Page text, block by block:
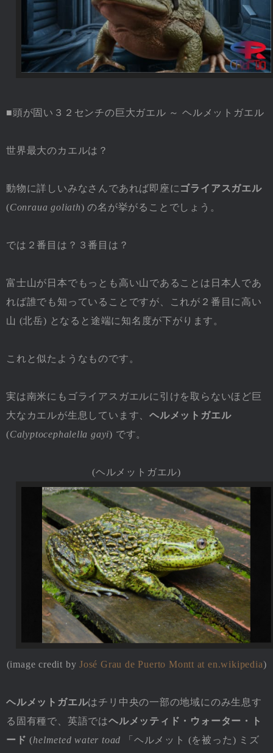
■頭が固い３２センチの巨大ガエル ～ ヘルメットガエル
世界最大のカエルは？
動物に詳しいみなさんであれば即座に ゴライアスガエル
(Conraua goliath) の名が挙がることでしょう。
では２番目は？３番目は？
富士山が日本でもっとも高い山であることは日本人であ
れば誰でも知っていることですが、これが２番目に高い
山 (北岳) となると途端に知名度が下がります。
これと似たようなものです。
実は南米にもゴライアスガエルに引けを取らないほど巨
大なカエルが生息しています、ヘルメットガエル
(Calyptocephalella gayi) です。
(ヘルメットガエル)
(image credit byJosé Grau de Puerto Montt at en.wikipedia)
ヘルメットガエルはチリ中央の一部の地域にのみ生息す
る固有種で、英語ではヘルメッティド・ウォーター・ト
ード (helmeted water toad 「ヘルメット (を被った) ミズ